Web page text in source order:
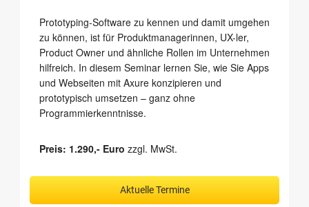
Prototyping-Software zu kennen und damit umgehen
zu können, ist für Produktmanagerinnen, UX-ler,
Product Owner und ähnliche Rollen im Unternehmen
hilfreich. In diesem Seminar lernen Sie, wie Sie Apps
und Webseiten mit Axure konzipieren und
prototypisch um­setzen – ganz ohne
Programmierkenntnisse.
Preis: 1.290,- Euro zzgl. MwSt.
Aktuelle Termine